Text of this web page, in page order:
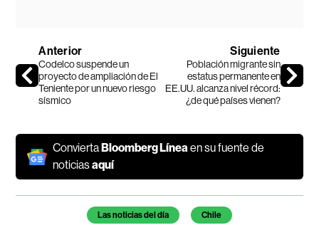
Anterior
Codelco suspende un
proyecto de ampliación de El
Teniente por un nuevo riesgo
sísmico
Siguiente
Población migrante sin
estatus permanente en
EE.UU. alcanza nivel récord:
¿de qué países vienen?
Convierta Bloomberg Líneaen su fuente de
noticiasaquí
Temas de este artículo
Las noticias del día Chile